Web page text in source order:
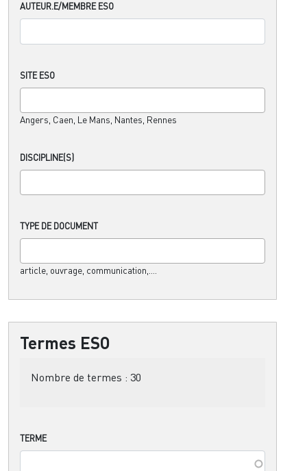
AUTEUR.E/MEMBRE ESO
SITE ESO
Angers, Caen, Le Mans, Nantes, Rennes
DISCIPLINE(S)
TYPE DE DOCUMENT
article, ouvrage, communication,....
Termes ESO
Nombre de termes : 30
TERME